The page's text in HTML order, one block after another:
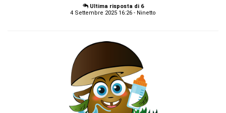
Ultima risposta di 6
4 Settembre 2025 16:26 - Ninetto